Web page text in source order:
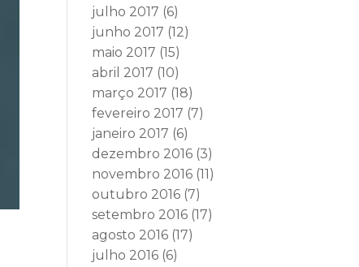
julho 2017 (6)
junho 2017 (12)
maio 2017 (15)
abril 2017 (10)
março 2017 (18)
fevereiro 2017 (7)
janeiro 2017 (6)
dezembro 2016 (3)
novembro 2016 (11)
outubro 2016 (7)
setembro 2016 (17)
agosto 2016 (17)
julho 2016 (6)